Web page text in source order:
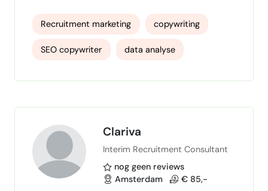
uiteenlopende klanten en bedrijven
gewerkt, mooie teksten geschreven en
resultaten behaald. Ik kan me goed inleven
in de doelgroep en de tekst specifiek op
prikkelende inhoud, de juiste zoekwoorden
Recruitment marketing copywriting
SEO copywriter data analyse
Clariva
Interim Recruitment Consultant
nog geen reviews
Amsterdam
€ 85,-